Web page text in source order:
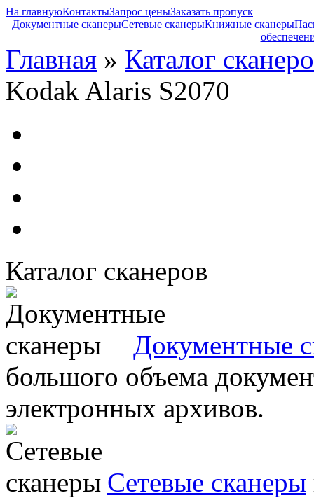
На главнуюКонтактыЗапрос ценыЗаказать пропуск
Документные сканерыСетевые сканерыКнижные сканеры
Главная » Каталог
Kodak Alaris S2070
Каталог сканеров
Документные
большого объема
электронных архивов.
Сетевые сканеры